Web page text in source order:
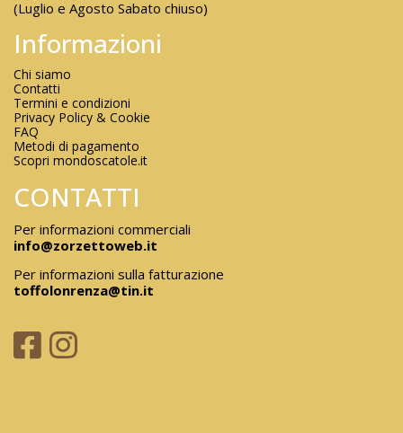
(Luglio e Agosto Sabato chiuso)
Informazioni
Chi siamo
Contatti
Termini e condizioni
Privacy Policy & Cookie
FAQ
Metodi di pagamento
Scopri mondoscatole.it
CONTATTI
Per informazioni commerciali
info@zorzettoweb.it
Per informazioni sulla fatturazione
toffolonrenza@tin.it